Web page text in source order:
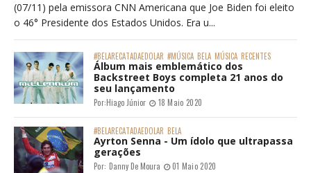
(07/11) pela emissora CNN Americana que Joe Biden foi eleito
o 46° Presidente dos Estados Unidos. Era u...
#BELARECATADAEDOLAR #MÚSICA BELA MÚSICA RECENTES
Álbum mais emblemático dos
Backstreet Boys completa 21 anos do
seu lançamento
Por:Hiago Júnior 18 Maio 2020
#BELARECATADAEDOLAR BELA
Ayrton Senna - Um ídolo que ultrapassa
gerações
Por: Danny De Moura 01 Maio 2020